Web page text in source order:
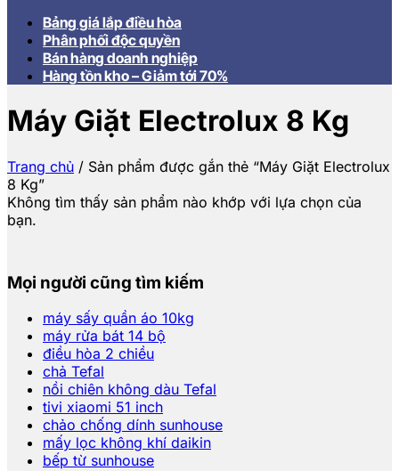
Bảng giá lắp điều hòa
Phân phối độc quyền
Bán hàng doanh nghiệp
Hàng tồn kho – Giảm tới 70%
Máy Giặt Electrolux 8 Kg
Trang chủ / Sản phẩm được gắn thẻ “Máy Giặt Electrolux
8 Kg”
Không tìm thấy sản phẩm nào khớp với lựa chọn của
bạn.
Mọi người cũng tìm kiếm
máy sấy quần áo 10kg
máy rửa bát 14 bộ
điều hòa 2 chiều
chả Tefal
nồi chiên không dàu Tefal
tivi xiaomi 51 inch
chảo chống dính sunhouse
mấy lọc không khí daikin
bếp từ sunhouse